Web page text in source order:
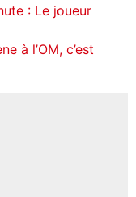
: Le joueur
à l’OM, c’est